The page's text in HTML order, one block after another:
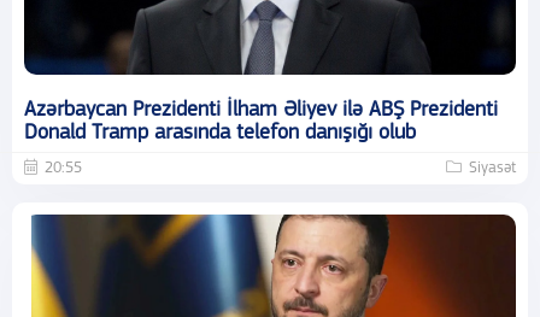
Azərbaycan Prezidenti İlham Əliyev ilə ABŞ Prezidenti
Donald Tramp arasında telefon danışığı olub
20:55 Siyasət